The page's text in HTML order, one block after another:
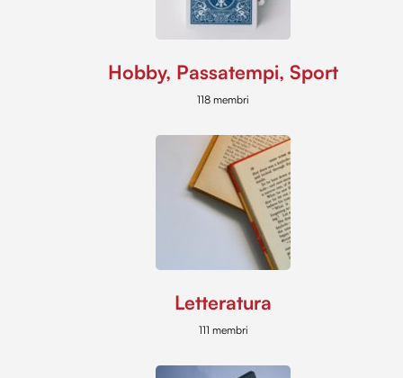
Hobby, Passatempi, Sport
118 membri
Letteratura
111 membri